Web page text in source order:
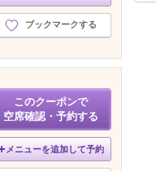
ブックマークする
このクーポンで
空席確認・予約する
メニューを追加して予約